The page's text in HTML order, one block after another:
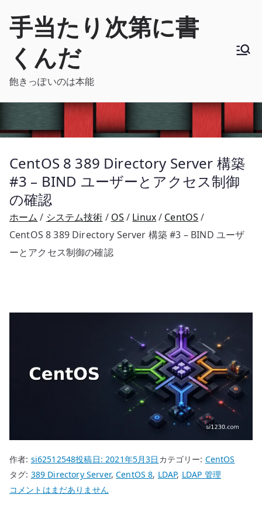
手当たり次第に書
くんだ
飽きっぽいのは本能
CentOS 8 389 Directory Server 構築
#3 – BIND ユーザーとアクセス制御
の確認
ホーム システム技術 OS Linux
CentOS
CentOS 8 389 Directory Server 構築 #3 – BIND ユーザ
ーとアクセス制御の確認
作者: si62512548投稿日:2021年5月3日 カテゴリー: CentOS
タグ: 389 Directory Server,CentOS 8, LDAP, LDAP 管理
CentOS
コメントはまだありません